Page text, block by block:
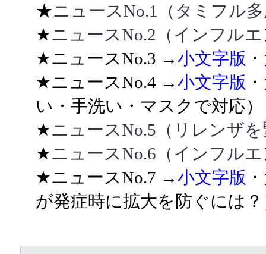
★ニュースNo.1（タミフル
★ニュースNo.2（インフル
★ニュースNo.3 →小文字版 ・
★ニュースNo.4 →小文字版 ・
い・手洗い・マスクで対応
★ニュースNo.5（リレンザ
★ニュースNo.6（インフル
★ニュースNo.7 →小文字版 ・
が発症時に拡大を防ぐには